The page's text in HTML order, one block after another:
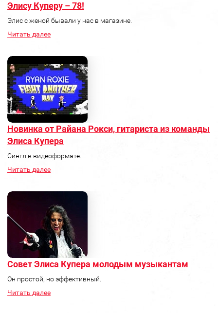
Элису Куперу – 78!
Элис с женой бывали у нас в магазине.
Читать далее
Новинка от Райана Рокси, гитариста из команды
Элиса Купера
Сингл в видеоформате.
Читать далее
Совет Элиса Купера молодым музыкантам
Он простой, но эффективный.
Читать далее